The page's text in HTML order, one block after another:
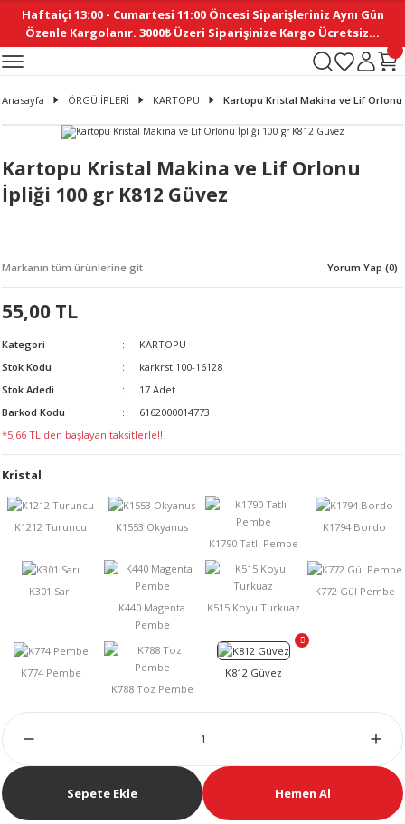
Haftaiçi 13:00 - Cumartesi 11:00 Öncesi Siparişleriniz Aynı Gün
Özenle Kargolanır. 3000₺ Üzeri Siparişinize Kargo Ücretsiz...
Geri Dön
Geri Dön
Geri Dön
İPİ
Geri Dön
Geri Dön
Geri Dön
Geri Dön
Geri Dön
Geri Dön
Geri Dön
Geri Dön
Geri Dön
Geri Dön
Geri Dön
Geri Dön
AKSESUAR
Geri Dön
DERGİ
Geri Dön
Geri Dön
Geri Dön
Geri Dön
Geri Dön
Anasayfa ÖRGÜ İPLERİ KARTOPU Kartopu Kristal Makina ve Lif Orlonu
Kartopu Kristal Makina ve Lif Orlonu
İpliği 100 gr K812 Güvez
Markanın tüm ürünlerine git Yorum Yap (0)
55,00 TL
Kategori
KARTOPU
Stok Kodu
karkrstl100-16128
Stok Adedi
17 Adet
Barkod Kodu
6162000014773
*5,66 TL den başlayan taksitlerle!!
Kristal
Sepete Ekle Hemen Al